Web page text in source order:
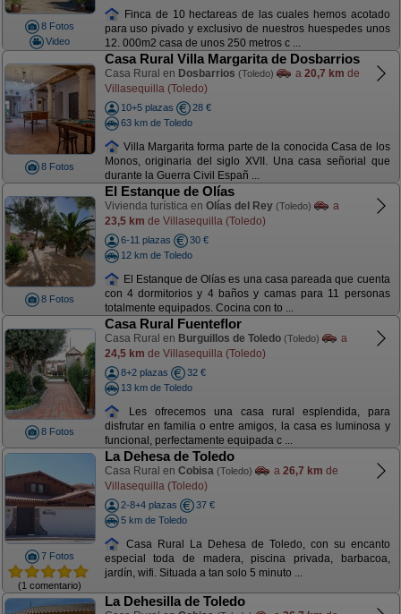
8 Fotos
Video
Finca de 10 hectareas de las cuales hemos acotado
para uso pivado y exclusivo de nuestros huespedes unos
12. 000m2 casa de unos 250 metros c ...
8 Fotos
Casa Rural Villa Margarita de Dosbarrios
Casa Rural en Dosbarrios (Toledo) a 20,7 km de
Villasequilla (Toledo)
10+5 plazas
28 €
63 km de Toledo
Villa Margarita forma parte de la conocida Casa de los
Monos, originaria del siglo XVII. Una casa señorial que
durante la Guerra Civil Españ ...
8 Fotos
El Estanque de Olías
Vivienda turística en Olías del Rey (Toledo)
a
23,5 km de Villasequilla (Toledo)
6-11 plazas
30 €
12 km de Toledo
El Estanque de Olías es una casa pareada que cuenta
con 4 dormitorios y 4 baños y camas para 11 personas
totalmente equipados. Cocina con to ...
8 Fotos
Casa Rural Fuenteflor
Casa Rural en Burguillos de Toledo (Toledo)
a
24,5 km de Villasequilla (Toledo)
8+2 plazas
32 €
13 km de Toledo
Les ofrecemos una casa rural esplendida, para
disfrutar en familia o entre amigos, la casa es luminosa y
funcional, perfectamente equipada c ...
7 Fotos
(1 comentario)
La Dehesa de Toledo
Casa Rural en Cobisa (Toledo) a 26,7 km de
Villasequilla (Toledo)
2-8+4 plazas
37 €
5 km de Toledo
Casa Rural La Dehesa de Toledo, con su encanto
especial toda de madera, piscina privada, barbacoa,
jardín, wifi. Situada a tan solo 5 minuto ...
La Dehesilla de Toledo